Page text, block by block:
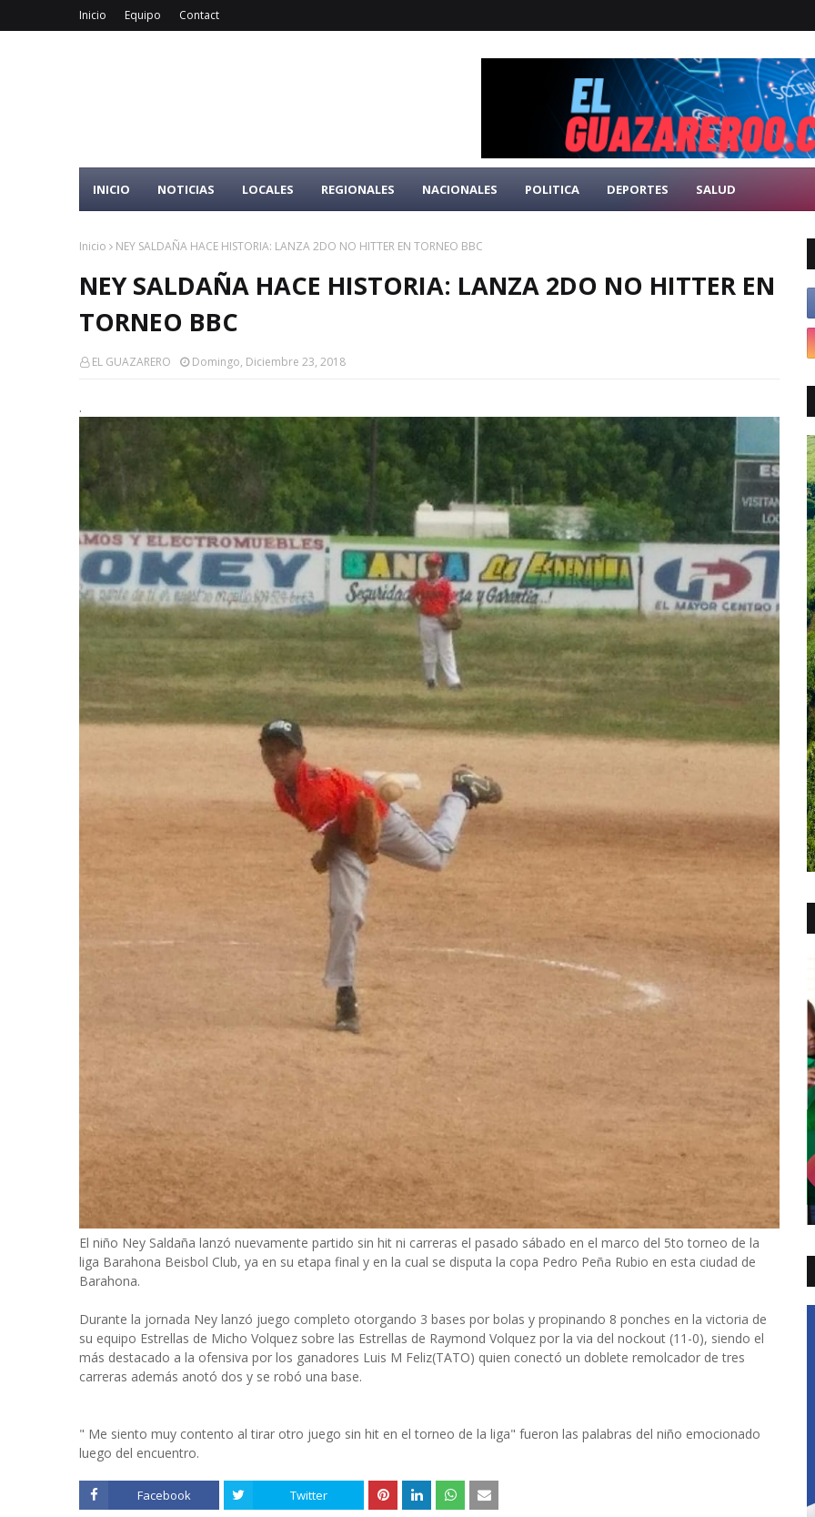
Inicio Equipo Contact
INICIO NOTICIAS LOCALES REGIONALES NACIONALES POLITICA DEPORTES SALUD
Inicio NEY SALDAÑA HACE HISTORIA: LANZA 2DO NO HITTER EN TORNEO BBC
NEY SALDAÑA HACE HISTORIA: LANZA 2DO NO HITTER EN
TORNEO BBC
EL GUAZARERO Domingo, Diciembre 23, 2018
.
El niño Ney Saldaña lanzó nuevamente partido sin hit ni carreras el pasado sábado en el marco del 5to torneo de la
liga Barahona Beisbol Club, ya en su etapa final y en la cual se disputa la copa Pedro Peña Rubio en esta ciudad de
Barahona.
Durante la jornada Ney lanzó juego completo otorgando 3 bases por bolas y propinando 8 ponches en la victoria de
su equipo Estrellas de Micho Volquez sobre las Estrellas de Raymond Volquez por la via del nockout (11-0), siendo el
más destacado a la ofensiva por los ganadores Luis M Feliz(TATO) quien conectó un doblete remolcador de tres
carreras además anotó dos y se robó una base.
" Me siento muy contento al tirar otro juego sin hit en el torneo de la liga" fueron las palabras del niño emocionado
luego del encuentro.
Facebook Twitter